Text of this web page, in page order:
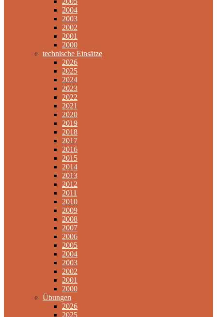
2004
2003
2002
2001
2000
technische Einsätze
2026
2025
2024
2023
2022
2021
2020
2019
2018
2017
2016
2015
2014
2013
2012
2011
2010
2009
2008
2007
2006
2005
2004
2003
2002
2001
2000
Übungen
2026
2025